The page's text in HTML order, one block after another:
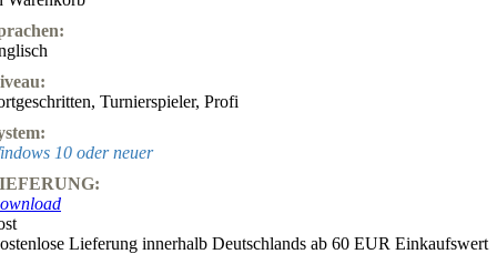
, Turnierspieler, Profi
10 oder neuer
Lieferung innerhalb Deutschlands ab 60 EUR Einkaufswert